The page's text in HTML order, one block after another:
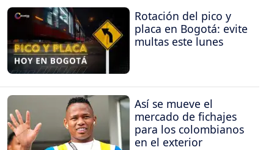
Rotación del pico y
placa en Bogotá: evite
multas este lunes
Así se mueve el
mercado de fichajes
para los colombianos
en el exterior